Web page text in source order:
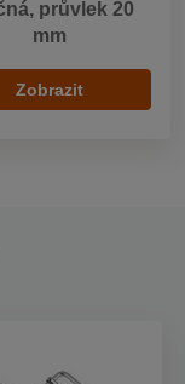
průvlek 20
mm
Zobrazit